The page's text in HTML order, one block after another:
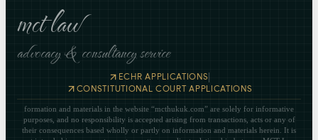
mct law
advocacy & consultancy service
ECHR APPLICATIONS|
CONSTITUTIONAL COURT APPLICATIONS
formation and materials in the website “mcthukuk.com” are solely for informative
purposes, and no responsibility is accepted arising from transactions, acts or any of
their consequences based wholly or partly on information and materials herein. It is